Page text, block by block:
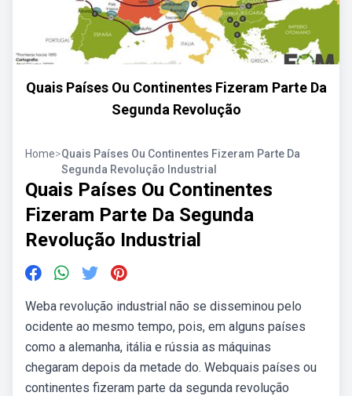
Quais Países Ou Continentes Fizeram Parte Da
Segunda Revolução
Home>Quais Países Ou Continentes Fizeram Parte Da
Segunda Revolução Industrial
Quais Países Ou Continentes
Fizeram Parte Da Segunda
Revolução Industrial
Weba revolução industrial não se disseminou pelo
ocidente ao mesmo tempo, pois, em alguns países
como a alemanha, itália e rússia as máquinas
chegaram depois da metade do. Webquais países ou
continentes fizeram parte da segunda revolução